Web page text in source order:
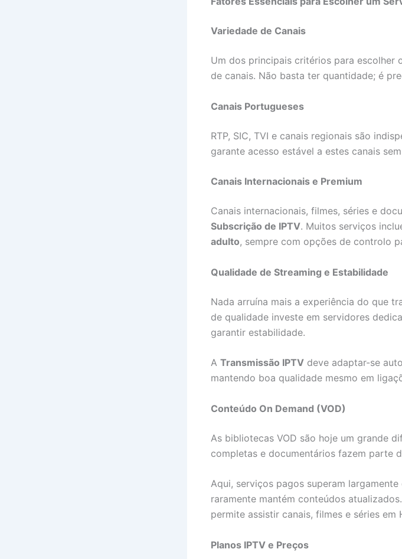
Variedade de Canais
Um dos principais critérios para escolher
de canais. Não basta ter quantidade; é
Canais Portugueses
RTP, SIC, TVI e canais regionais são
garante acesso estável a estes canais
Canais Internacionais e Premium
Canais internacionais, filmes, séries e
Subscrição de IPTV. Muitos serviços
adulto, sempre com opções de controlo
Qualidade de Streaming e Estabilidade
Nada arruína mais a experiência do que
de qualidade investe em servidores
garantir estabilidade.
A Transmissão IPTV deve adaptar-se
mantendo boa qualidade mesmo em
Conteúdo On Demand (VOD)
As bibliotecas VOD são hoje um grande
completas e documentários fazem parte
Aqui, serviços pagos superam
raramente mantém conteúdos
permite assistir canais, filmes e séries em
Planos IPTV e Preços